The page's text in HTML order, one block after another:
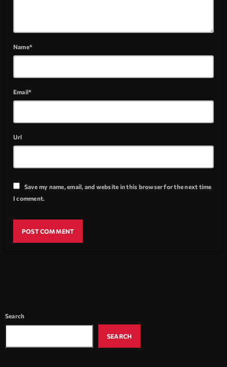
Name*
Email*
Url
Save my name, email, and website in this browser for the next time
I comment.
Search
SEARCH